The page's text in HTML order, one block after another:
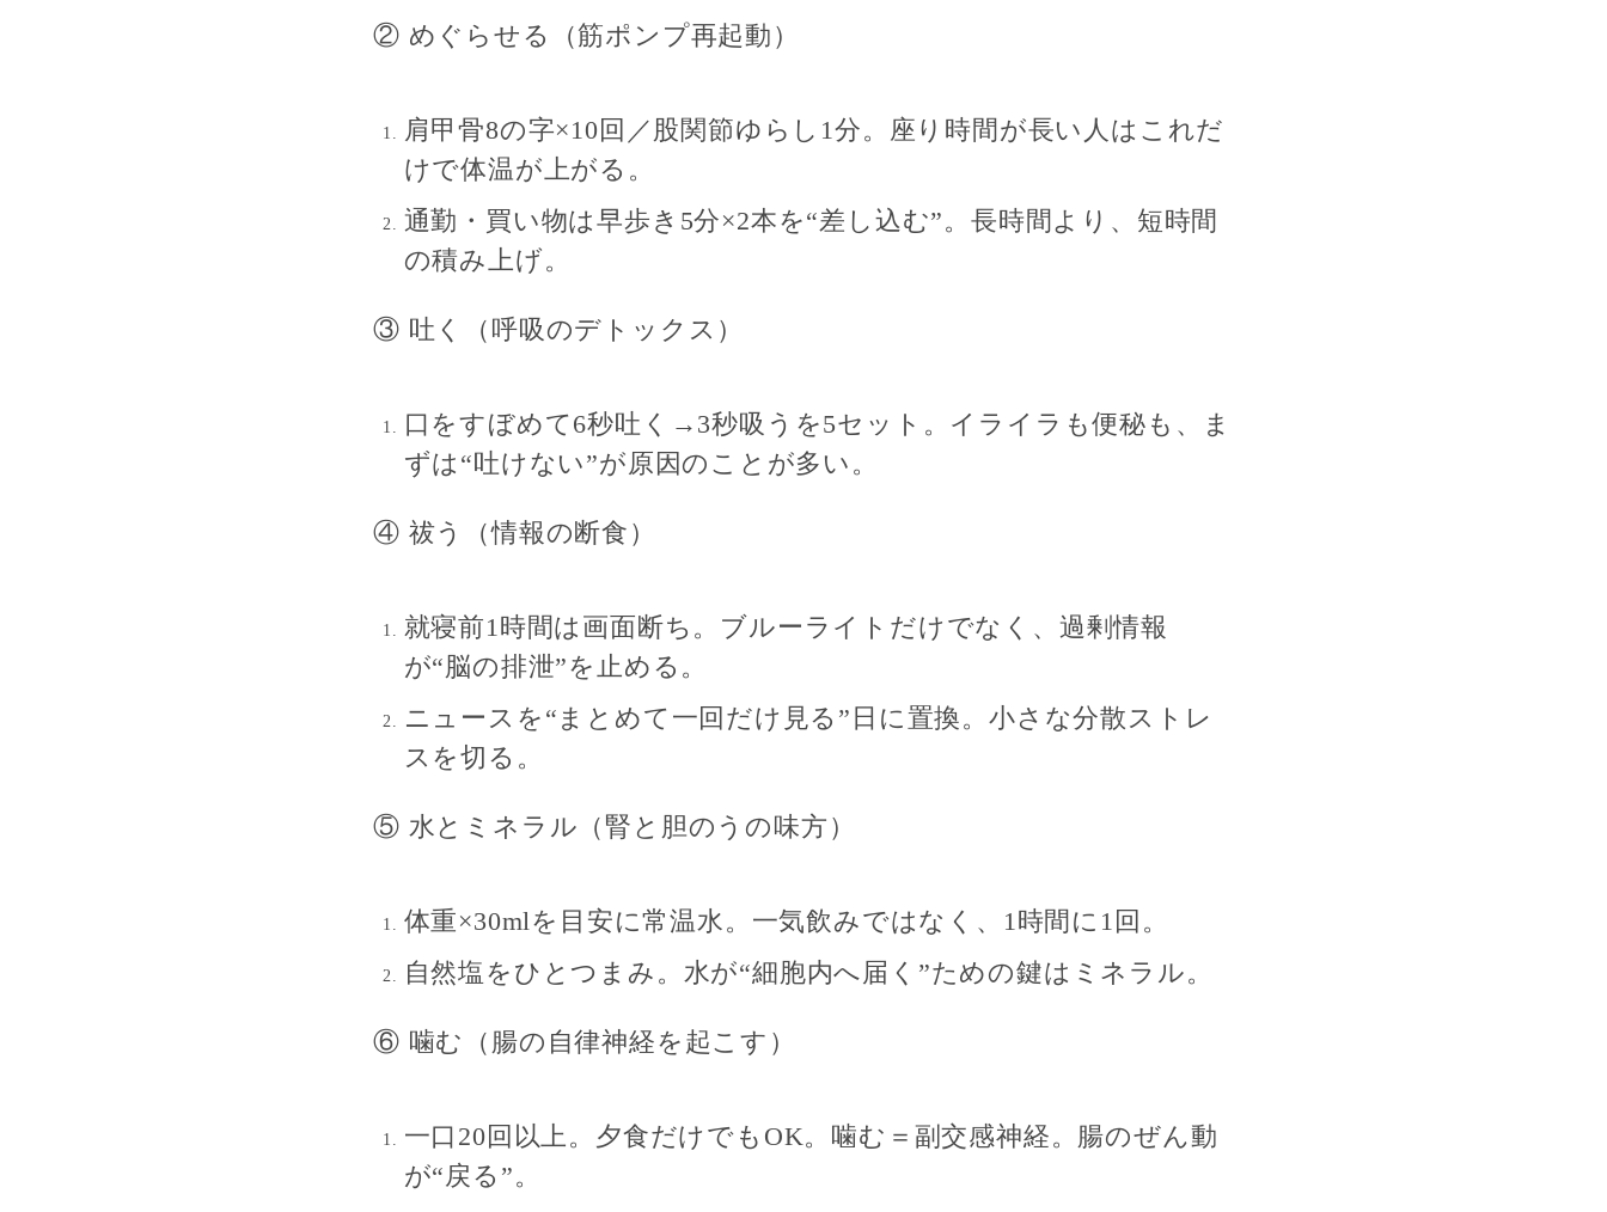
② めぐらせる（筋ポンプ再起動）
肩甲骨8の字×10回／股関節ゆらし1分。座り時間が長い人はこれだ
けで体温が上がる。
通勤・買い物は早歩き5分×2本を“差し込む”。長時間より、短時間
の積み上げ。
③ 吐く（呼吸のデトックス）
口をすぼめて6秒吐く→3秒吸うを5セット 。イライラも便秘も、ま
ずは“吐けない”が原因のことが多い。
④ 祓う（情報の断食）
就寝前1時間は 画面断ち 。ブルーライトだけでなく、 過剰情報
が“脳の排泄”を止める 。
ニュースを“まとめて一回だけ見る”日に置換。小さな分散ストレ
スを切る。
⑤ 水とミネラル（腎と胆のうの味方）
体重×30mlを目安に常温水。一気飲みではなく、 1時間に1回 。
自然塩をひとつまみ 。水が“細胞内へ届く”ための鍵はミネラル。
⑥ 噛む（腸の自律神経を起こす）
一口 20回以上。夕食だけでもOK。噛む＝副交感神経。腸のぜん動
が“戻る”。